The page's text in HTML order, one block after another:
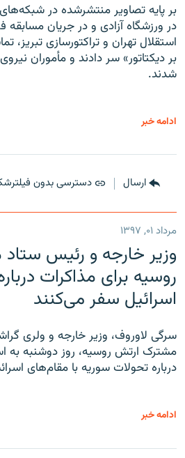
بر پایه تصاویر منتشرشده در
در ورزشگاه آزادی و در جریان مسابقه
استقلال تهران و تراکتورسازی تبریز،
بر دیکتاتور» سر دادند و مأموران نیروی
شدند.
ادامه خبر
ارسال دسترسی بدون
مرداد ۰۱, ۱۳۹۷
وزیر خارجه و رئیس‌
روسیه برای مذاکرات
اسرائیل سفر می‌کنند
سرگی لاوروف، وزیر خارجه و ولری
مشترک ارتش روسیه، روز دوشنبه به
درباره تحولات سوریه با مقام‌های
ادامه خبر